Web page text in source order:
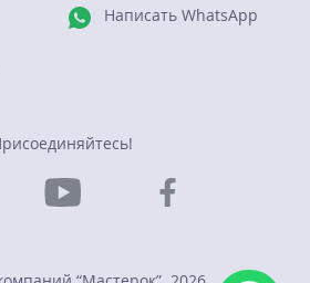
Написать WhatsApp